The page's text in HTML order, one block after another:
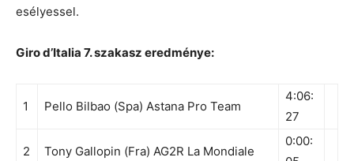
esélyessel.
Giro d’Italia 7. szakasz eredménye:
1 Pello Bilbao (Spa) Astana Pro Team
4:06:
27
2 Tony Gallopin (Fra) AG2R La Mondiale
0:00: